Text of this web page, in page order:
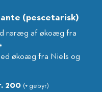
(pescetarisk)
røræg af økoæg fra
økoæg fra Niels og
200 (+ gebyr)